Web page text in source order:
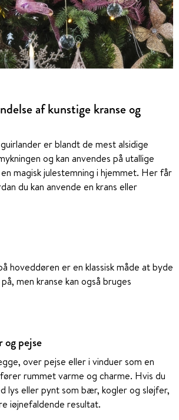
af kunstige kranse og
er blandt de mest alsidige
og kan anvendes på utallige
magisk julestemning i hjemmet. Her får
du kan anvende en krans eller
hoveddøren er en klassisk måde at byde
men kranse kan også bruges
pejse
over pejse eller i vinduer som en
rummet varme og charme. Hvis du
lys eller pynt som bær, kogler og sløjfer,
iøjnefaldende resultat.